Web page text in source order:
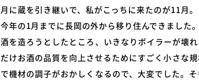
月に蔵を引き継いで、私がこっちに来たのが11月
今年の1月までに長岡の外から移り住んできました
酒を造ろうとしたところ、いきなりボイラーが壊
だけお酒の品質を向上させるためにすごく小さな
で機材の調子がおかしくなるので、大変でした。